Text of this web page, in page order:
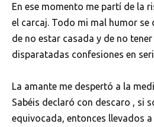
En ese momento me partí de la
el carcaj. Todo mi mal humor se
de no estar casada y de no
disparatadas confesiones en
La amante me despertó a la
Sabéis declaró con descaro , si
equivocada, entonces llevados